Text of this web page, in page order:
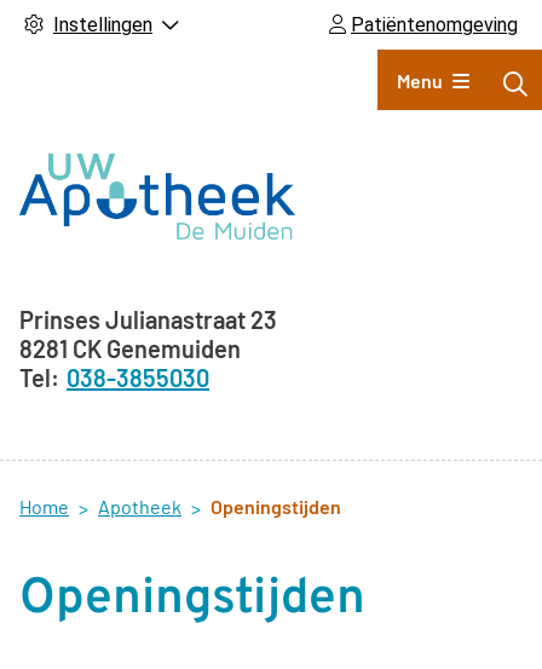
Instellingen Patiëntenomgeving
Hoofdmenu
Menu
Adresgegevens
Prinses Julianastraat 23
8281 CK Genemuiden
038-3855030
Home Apotheek Openingstijden
Openingstijden